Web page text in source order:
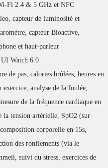
Fi 2.4 & 5 GHz et NFC
capteur de luminosité et
capteur Bioactive,
et haut-parleur
Watch 6.0
de pas, calories brûlées, heures en
analyse de la foulée,
de la fréquence cardiaque en
la tension artérielle, SpO2 (sur
corporelle en 15s,
des ronflements (via le
suivi du stress, exercices de